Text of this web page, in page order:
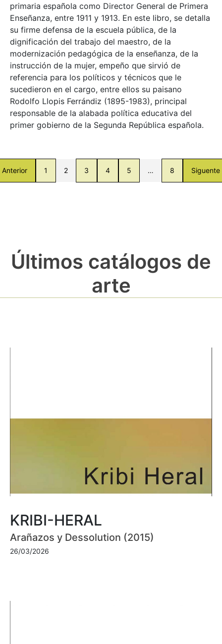
primaria española como Director General de Primera
Enseñanza, entre 1911 y 1913. En este libro, se detalla
su firme defensa de la escuela pública, de la
dignificación del trabajo del maestro, de la
modernización pedagógica de la enseñanza, de la
instrucción de la mujer, empeño que sirvió de
referencia para los políticos y técnicos que le
sucedieron en el cargo, entre ellos su paisano
Rodolfo Llopis Ferrándiz (1895-1983), principal
responsable de la alabada política educativa del
primer gobierno de la Segunda República española.
Anterior 1 2 3 4 5 … 8 Siguente
Últimos catálogos de
arte
KRIBI-HERAL
Arañazos y Dessolution (2015)
26/03/2026